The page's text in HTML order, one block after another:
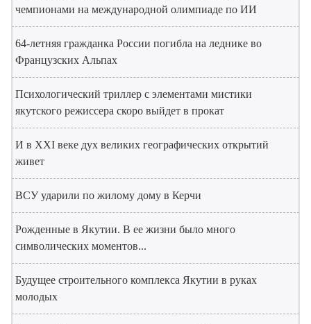
чемпионами на международной олимпиаде по ИИ
64-летняя гражданка России погибла на леднике во
Французских Альпах
Психологический триллер с элементами мистики
якутского режиссера скоро выйдет в прокат
И в XXI веке дух великих географических открытий
живет
ВСУ ударили по жилому дому в Керчи
Рожденные в Якутии. В ее жизни было много
символических моментов...
Будущее строительного комплекса Якутии в руках
молодых